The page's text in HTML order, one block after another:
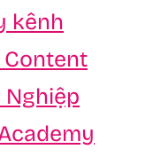
kênh
Content
Nghiệp